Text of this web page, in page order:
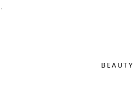
BEAUTY